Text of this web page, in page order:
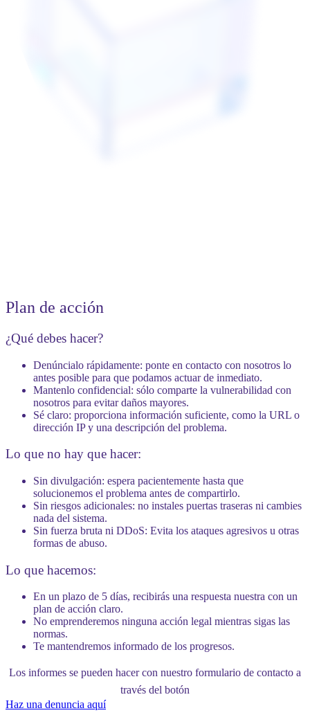
Plan de acción
¿Qué debes hacer?
Denúncialo rápidamente: ponte en contacto con nosotros lo
antes posible para que podamos actuar de inmediato.
Mantenlo confidencial: sólo comparte la vulnerabilidad con
nosotros para evitar daños mayores.
Sé claro: proporciona información suficiente, como la URL o
dirección IP y una descripción del problema.
Lo que no hay que hacer:
Sin divulgación: espera pacientemente hasta que
solucionemos el problema antes de compartirlo.
Sin riesgos adicionales: no instales puertas traseras ni cambies
nada del sistema.
Sin fuerza bruta ni DDoS: Evita los ataques agresivos u otras
formas de abuso.
Lo que hacemos:
En un plazo de 5 días, recibirás una respuesta nuestra con un
plan de acción claro.
No emprenderemos ninguna acción legal mientras sigas las
normas.
Te mantendremos informado de los progresos.
Los informes se pueden hacer con nuestro formulario de contacto a
través del botón
Haz una denuncia aquí